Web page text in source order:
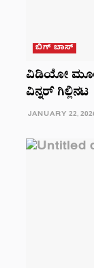
ಬಿಗ್ ಬಾಸ್
ವಿಡಿಯೋ
ವಿನ್ನರ್‌ ಗಿಲ್ಲಿನಟ
JANUARY 22,